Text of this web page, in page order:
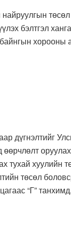
бэлтгэл
дүгнэлтийг
тухай хуулийн
төсөл
“Г” танхимд.